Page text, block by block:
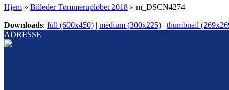
Hjem » Billeder Tømmerupløbet 2018 » m_DSCN4274
Downloads: full (600x450) | medium (300x225) | thumbnail
ADRESSE